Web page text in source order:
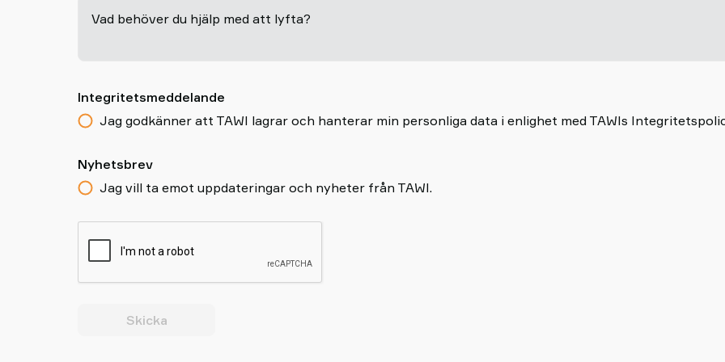
Vad behöver du hjälp med att lyfta?
Integritetsmeddelande
Jag godkänner att TAWI lagrar och hanterar min personliga data i enlighet med TAWIs
Nyhetsbrev
Jag vill ta emot uppdateringar och nyheter från TAWI.
Skicka